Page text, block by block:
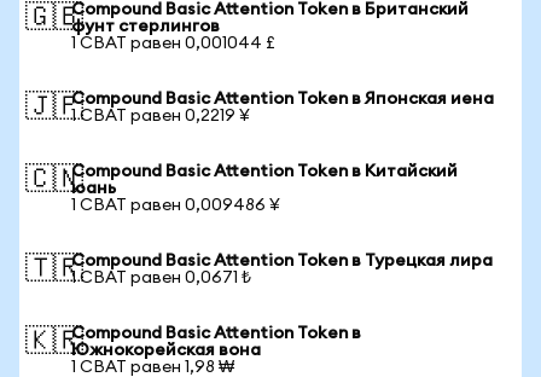
🇬🇧Compound Basic Attention Token в Британский
фунт стерлингов
1 CBAT равен 0,001044 £
🇯🇵Compound Basic Attention Token в Японская иена
1 CBAT равен 0,2219 ¥
🇨🇳Compound Basic Attention Token в Китайский
юань
1 CBAT равен 0,009486 ¥
🇹🇷Compound Basic Attention Token в Турецкая лира
1 CBAT равен 0,0671 ₺
🇰🇷Compound Basic Attention Token в
Южнокорейская вона
1 CBAT равен 1,98 ₩